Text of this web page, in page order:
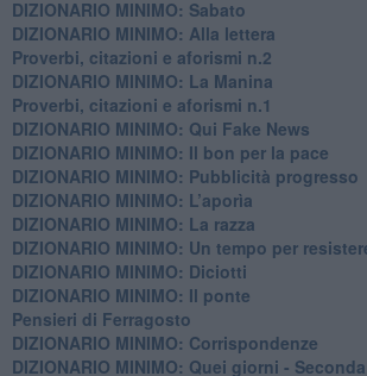
DIZIONARIO MINIMO: Sabato
​DIZIONARIO MINIMO: Alla lettera
Proverbi, citazioni e aforismi n.2
DIZIONARIO MINIMO: La Manina
​Proverbi, citazioni e aforismi n.1
DIZIONARIO MINIMO: Qui Fake News
DIZIONARIO MINIMO: ​Il bon per la pace
DIZIONARIO MINIMO: Pubblicità progresso
DIZIONARIO MINIMO: L’aporìa
DIZIONARIO MINIMO: La razza
DIZIONARIO MINIMO: Un tempo per
DIZIONARIO MINIMO: Diciotti
DIZIONARIO MINIMO: Il ponte
Pensieri di Ferragosto
DIZIONARIO MINIMO: Corrispondenze
DIZIONARIO MINIMO: Quei giorni -